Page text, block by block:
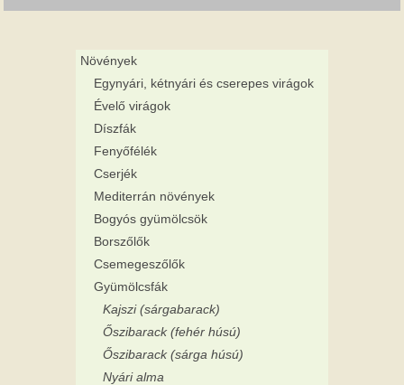
Növények
Egynyári, kétnyári és cserepes virágok
Évelő virágok
Díszfák
Fenyőfélék
Cserjék
Mediterrán növények
Bogyós gyümölcsök
Borszőlők
Csemegeszőlők
Gyümölcsfák
Kajszi (sárgabarack)
Őszibarack (fehér húsú)
Őszibarack (sárga húsú)
Nyári alma